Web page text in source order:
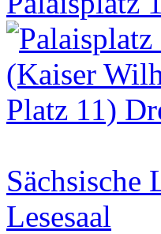
Sächsische
Lesesaal